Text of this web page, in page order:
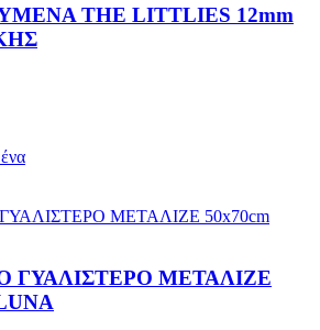
THE LITTLIES 12mm
ΓΥΑΛΙΣΤΕΡΟ ΜΕΤΑΛΙΖΕ